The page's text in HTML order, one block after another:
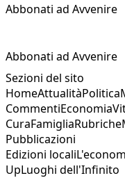
Abbonati ad Avvenire
Abbonati ad Avvenire
Sezioni del sito
HomeAttualitàPolitica
CommentiEconomia
CuraFamigliaRubriche
Pubblicazioni
Edizioni locali
UpLuoghi dell'Infinito